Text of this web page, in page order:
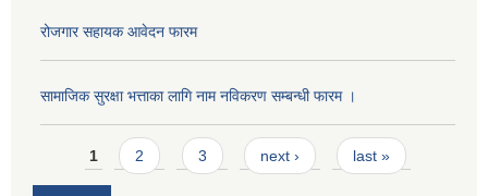
रोजगार सहायक आवेदन फारम
सामाजिक सुरक्षा भत्ताका लागि नाम नविकरण सम्बन्धी फारम ।
Pages
1 2 3 next › last »